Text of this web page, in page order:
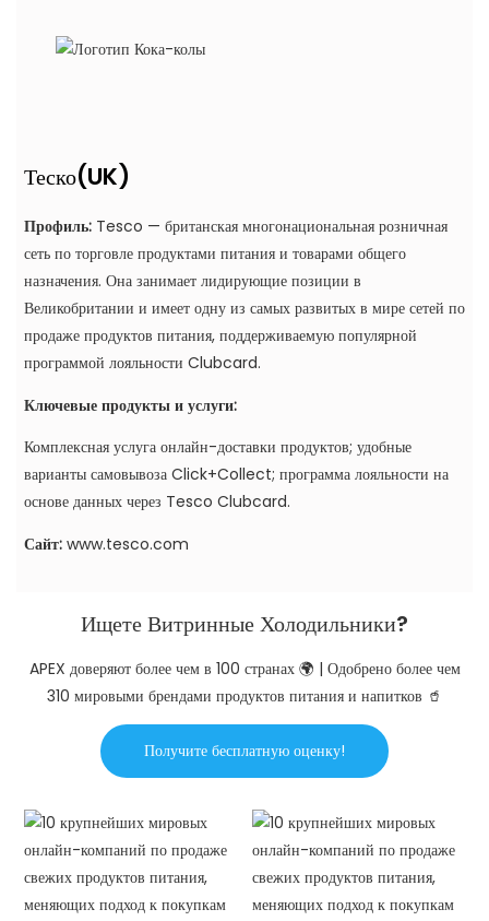
Теско(UK)
Профиль:Tesco — британская многонациональная розничная
сеть по торговле продуктами питания и товарами общего
назначения. Она занимает лидирующие позиции в
Великобритании и имеет одну из самых развитых в мире сетей по
продаже продуктов питания, поддерживаемую популярной
программой лояльности Clubcard.
Ключевые продукты и услуги:
Комплексная услуга онлайн-доставки продуктов; удобные
варианты самовывоза Click+Collect; программа лояльности на
основе данных через Tesco Clubcard.
Сайт: www.tesco.com
Ищете Витринные Холодильники?
APEX доверяют более чем в 100 странах 🌍 | Одобрено более чем
310 мировыми брендами продуктов питания и напитков 🥤
Получите бесплатную оценку!